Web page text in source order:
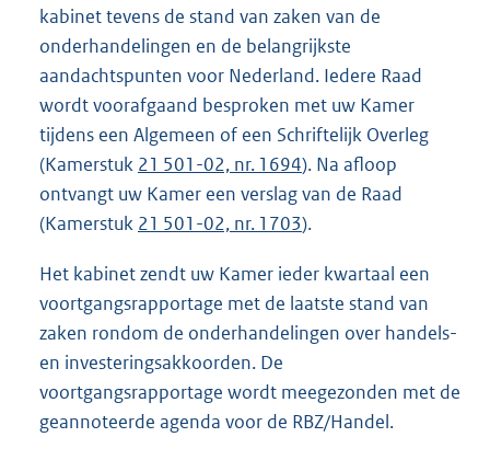
kabinet tevens de stand van zaken van de
onderhandelingen en de belangrijkste
aandachtspunten voor Nederland. Iedere Raad
wordt voorafgaand besproken met uw Kamer
tijdens een Algemeen of een Schriftelijk Overleg
(Kamerstuk 21 501-02, nr. 1694). Na afloop
ontvangt uw Kamer een verslag van de Raad
(Kamerstuk 21 501-02, nr. 1703).
Het kabinet zendt uw Kamer ieder kwartaal een
voortgangsrapportage met de laatste stand van
zaken rondom de onderhandelingen over handels-
en investeringsakkoorden. De
voortgangsrapportage wordt meegezonden met de
geannoteerde agenda voor de RBZ/Handel.